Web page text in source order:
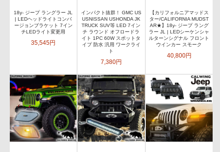
18y- ジープ ラングラー JL
| LEDヘッドライトコンバ
ージョンブラケット 7イン
チLEDライト変更用
35,545円
インパクト抜群！ GMC US
USNISSAN USHONDA JK
TRUCK SUV等 LED 7イン
チ ラウンド オフロードラ
イト 1PC 60W スポットタ
イプ 防水 汎用 ワークライ
ト
7,380円
【カリフォルニアマッドス
ター/CALIFORNIA MUDST
AR★】18y- ジープ ラング
ラー JL | LEDシーケンシャ
ルターンシグナル フロント
ウインカー スモーク
40,800円